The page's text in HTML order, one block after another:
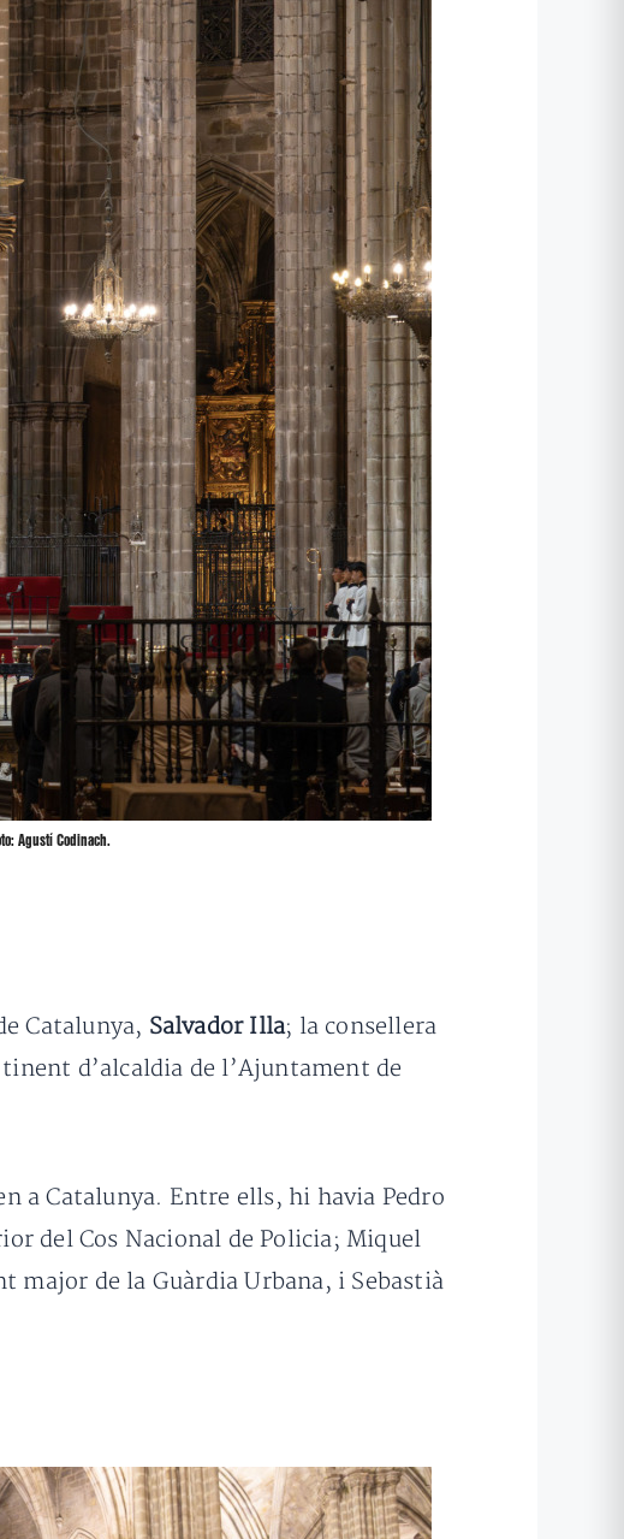
Agustí Codinach.
Catalunya, Salvador Illa; la consellera
d’alcaldia de l’Ajuntament de
a Catalunya. Entre ells, hi havia Pedro
del Cos Nacional de Policia; Miquel
major de la Guàrdia Urbana, i Sebastià